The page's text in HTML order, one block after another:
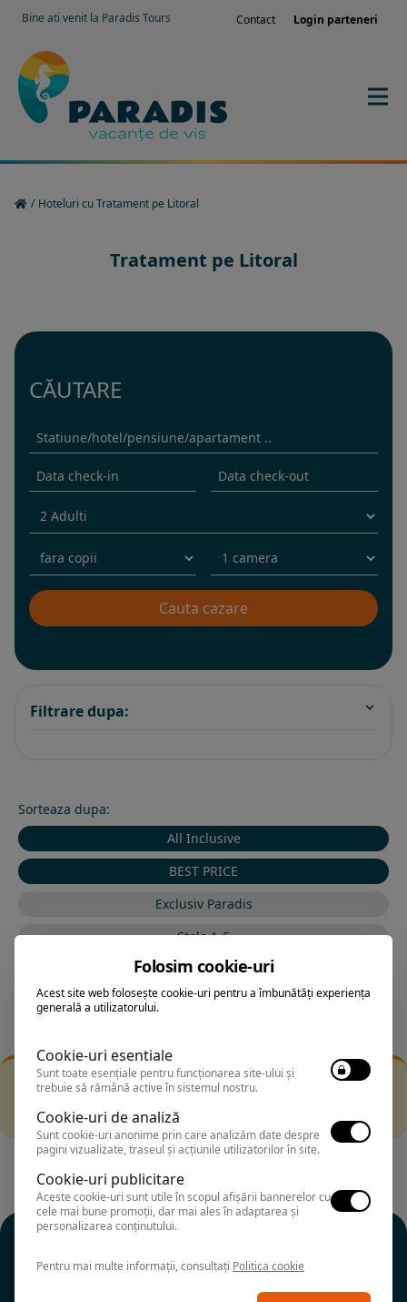
Bine ati venit la Paradis Tours Contact Login parteneri
/ Hoteluri cu Tratament pe Litoral
Tratament pe Litoral
CĂUTARE
Filtrare dupa:
Sorteaza dupa:
All Inclusive
BEST PRICE
Exclusiv Paradis
Stele 1-5
Stele 5-1
Filtrarea nu a returnat niciun rezultat
alte fitre.
Folosim cookie-uri
Acest site web folosește cookie-uri pentru a îmbunătăți experiența
generală a utilizatorului.
Cookie-uri esentiale
Sunt toate esențiale pentru funcționarea site-ului și
trebuie să rămână active în sistemul nostru.
Cookie-uri de analiză
Sunt cookie-uri anonime prin care analizăm date despre
pagini vizualizate, traseul și acțiunile utilizatorilor în site.
Cookie-uri publicitare
Aceste cookie-uri sunt utile în scopul afișării bannerelor cu
cele mai bune promoții, dar mai ales în adaptarea și
personalizarea conținutului.
Pentru mai multe informații, consultați Politica cookie